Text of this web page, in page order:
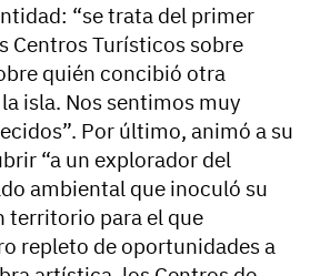
“se trata del primer
Centros Turísticos sobre
quién concibió otra
isla. Nos sentimos muy
Por último, animó a su
“a un explorador del
ambiental que inoculó su
territorio para el que
repleto de oportunidades a